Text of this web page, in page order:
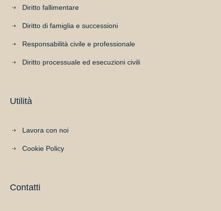
Diritto fallimentare
Diritto di famiglia e successioni
Responsabilità civile e professionale
Diritto processuale ed esecuzioni civili
Utilità
Lavora con noi
Cookie Policy
Contatti